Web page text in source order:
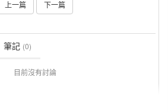
上一篇 下一篇
筆記 (0)
目前沒有討論